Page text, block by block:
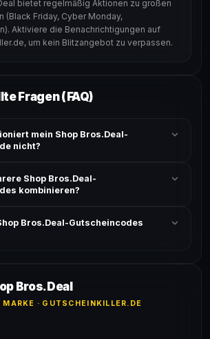
bietet regelmäßig Aktionen zu großen
(Black Friday, Cyber Monday,
Aktiviere die Benachrichtigungen auf
um kein Blitzangebot zu verpassen.
Fragen (FAQ)
mein Shop Bros.Deal-
nicht?
Code nicht für bereits reduzierte Artikel
findest du unter „Details".
Shop Bros.Deal-
kombinieren?
Kombination mehrerer Codes ist meist
sofern die Angebotsbedingungen
Bros.Deal-Gutscheincodes
bei jedem Angebot angezeigt.
Bros.Deal
MARKE · GUTSCHEINKILLER.DE